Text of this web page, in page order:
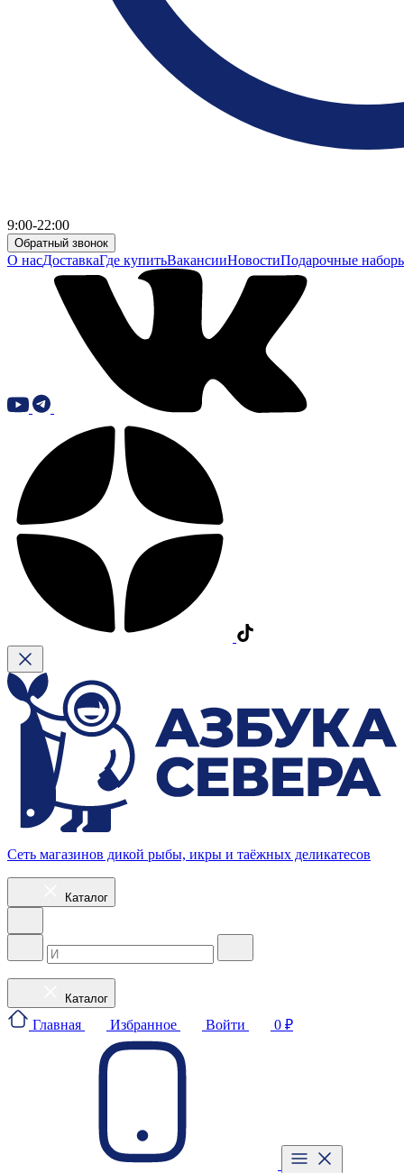
9:00-22:00
Обратный звонок
О насДоставкаГде купитьВакансииНовостиПодарочные
Сеть магазинов дикой рыбы, икры и таёжных деликатесов
Каталог
Каталог
Главная Избранное Войти 0 ₽